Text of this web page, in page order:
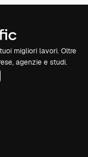
migliori lavori. Oltre
agenzie e studi.